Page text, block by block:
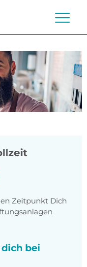
Zeitpunkt Dich
bei